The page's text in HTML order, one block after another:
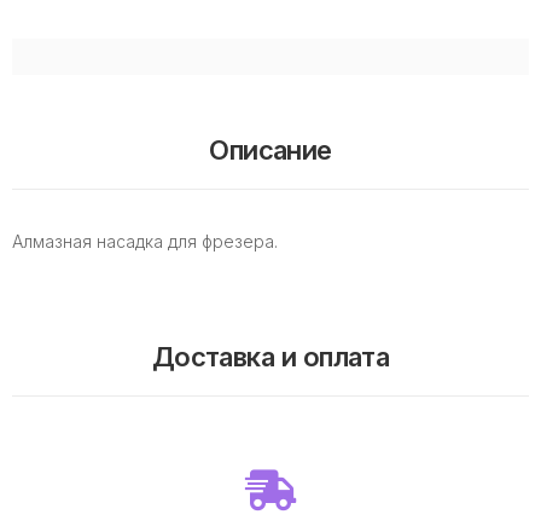
Описание
Алмазная насадка для фрезера.
Доставка и оплата